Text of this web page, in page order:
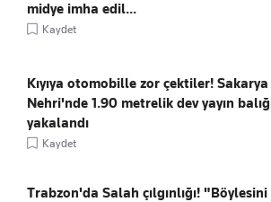
midye imha edil...
Kaydet
Kıyıya otomobille zor çektiler! Sakarya
Nehri'nde 1.90 metrelik dev yayın
yakalandı
Kaydet
Trabzon'da Salah çılgınlığı! "Böylesini